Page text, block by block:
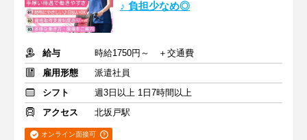
♪ 負担少なめ◎
給与
時給1750円～ ＋交通費
雇用形態
派遣社員
シフト
週3日以上 1日7時間以上
アクセス
北坂戸駅
オンライン面接可